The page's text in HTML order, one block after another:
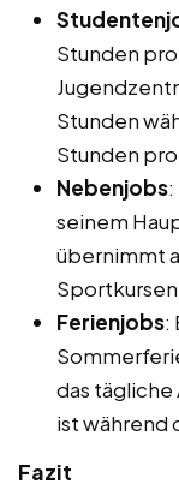
Stunden
Stunden
Stunden
Nebenjobs
seinem
übernimmt
Ferienjobs:
das
ist während
Fazit